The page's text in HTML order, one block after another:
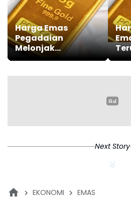
Harga Emas
Pegadaian
Melonjak
Signifikan, Galeri24
Tren Positif
Next Story
EKONOMI EMAS